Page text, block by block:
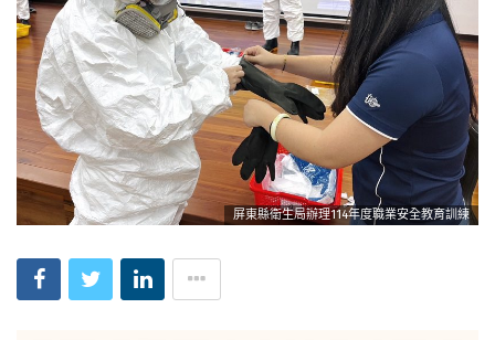
屏東縣衛生局辦理114年度職業安全教育訓練